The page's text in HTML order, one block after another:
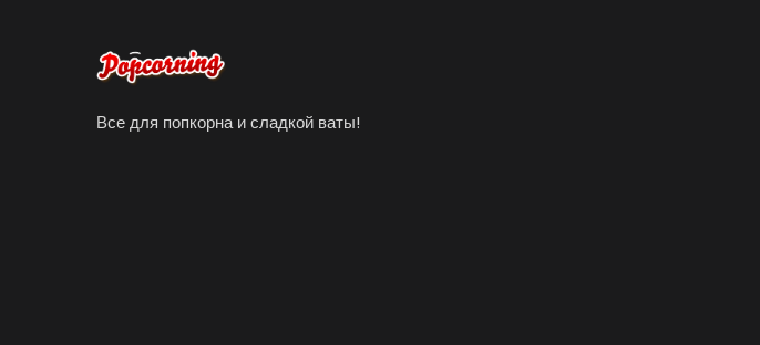
Все для попкорна и сладкой ваты!